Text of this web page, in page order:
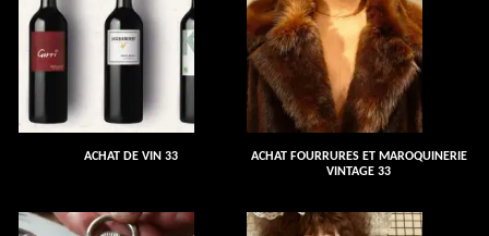
ACHAT DE VIN 33
ACHAT FOURRURES ET MAROQUINERIE
VINTAGE 33